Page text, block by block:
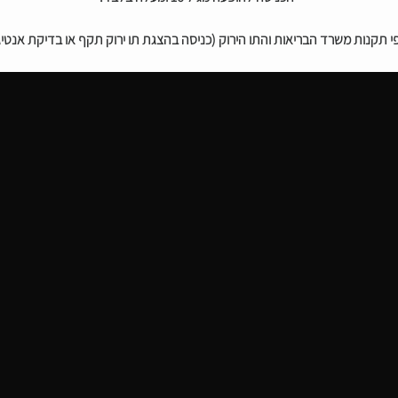
הבריאות והתו הירוק (כניסה בהצגת תו ירוק תקף או בדיקת אנטיגן מה 24 שעות הקודמות